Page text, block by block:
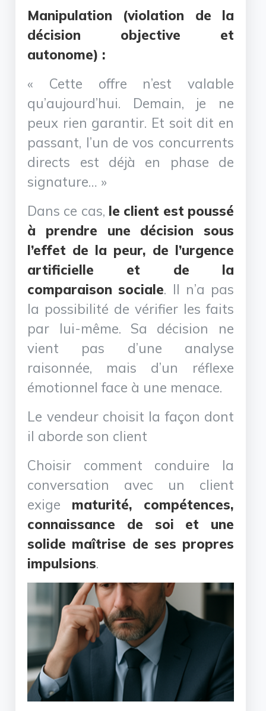
Manipulation (violation de la
décision objective et
autonome) :
« Cette offre n’est valable
qu’aujourd’hui. Demain, je ne
peux rien garantir. Et soit dit en
passant, l’un de vos concurrents
directs est déjà en phase de
signature… »
Dans ce cas, le client est poussé
à prendre une décision sous
l’effet de la peur, de l’urgence
artificielle et de la
comparaison sociale. Il n’a pas
la possibilité de vérifier les faits
par lui-même. Sa décision ne
vient pas d’une analyse
raisonnée, mais d’un réflexe
émotionnel face à une menace.
Le vendeur choisit la façon dont
il aborde son client
Choisir comment conduire la
conversation avec un client
exige maturité, compétences,
connaissance de soi et une
solide maîtrise de ses propres
impulsions.